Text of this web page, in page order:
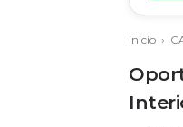
Inicio ›